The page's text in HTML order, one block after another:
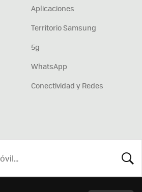
Aplicaciones
Territorio Samsung
5g
WhatsApp
Conectividad y Redes